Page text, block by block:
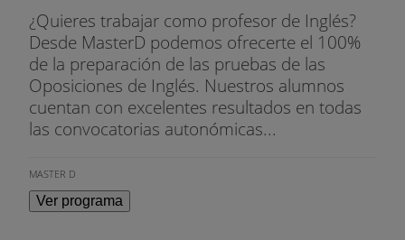
¿Quieres trabajar como profesor de Inglés?
Desde MasterD podemos ofrecerte el 100%
de la preparación de las pruebas de las
Oposiciones de Inglés. Nuestros alumnos
cuentan con excelentes resultados en todas
las convocatorias autonómicas...
MASTER D
Ver programa